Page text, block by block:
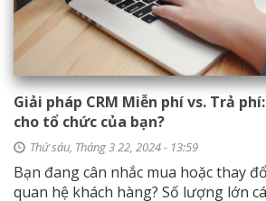
Giải pháp CRM Miễn phí vs. Trả
cho tổ chức của bạn?
Thứ sáu, Tháng 3 22, 2024 - 13:59
Bạn đang cân nhắc mua hoặc thay
quan hệ khách hàng? Số lượng lớn